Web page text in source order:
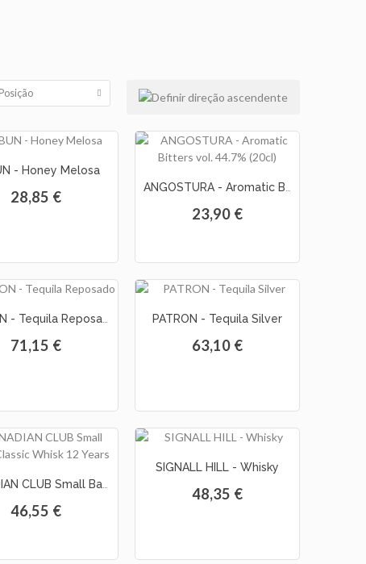
Posição
- Honey Melosa
28,85 €
23,90 €
71,15 €
PATRON - Tequila Silver
63,10 €
46,55 €
SIGNALL HILL - Whisky
48,35 €